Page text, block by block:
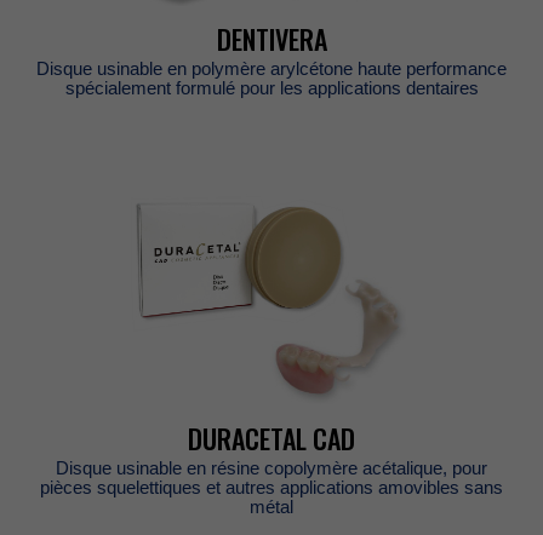
DENTIVERA
Disqueusinableenpolymèrearylcétonehauteperformance
spécialementformulépourlesapplicationsdentaires
DURACETALCAD
Disqueusinableenrésinecopolymèreacétalique,pour
piècessquelettiquesetautresapplicationsamoviblessans
métal